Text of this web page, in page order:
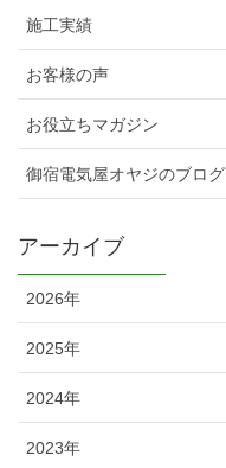
施工実績
お客様の声
お役立ちマガジン
御宿電気屋オヤジのブログ
アーカイブ
2026年
2025年
2024年
2023年